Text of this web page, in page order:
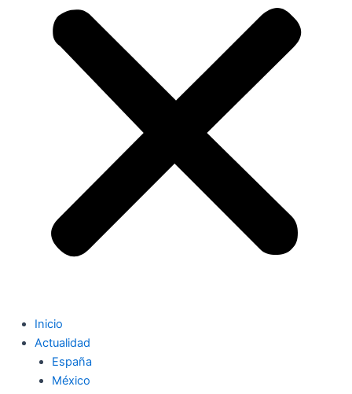
Inicio
Actualidad
España
México